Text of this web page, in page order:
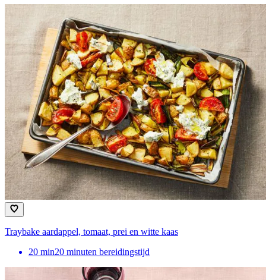
Traybake aardappel, tomaat, prei en witte kaas
20 min20 minuten bereidingstijd